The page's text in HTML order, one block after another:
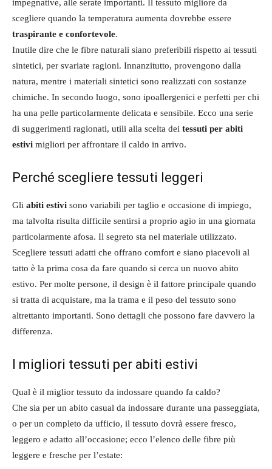
impegnative, alle serate importanti. Il tessuto migliore da
scegliere quando la temperatura aumenta dovrebbe essere
traspirante e confortevole.
Inutile dire che le fibre naturali siano preferibili rispetto ai tessuti
sintetici, per svariate ragioni. Innanzitutto, provengono dalla
natura, mentre i materiali sintetici sono realizzati con sostanze
chimiche. In secondo luogo, sono ipoallergenici e perfetti per chi
ha una pelle particolarmente delicata e sensibile. Ecco una serie
di suggerimenti ragionati, utili alla scelta dei tessuti per abiti
estivi migliori per affrontare il caldo in arrivo.
Perché scegliere tessuti leggeri
Gli abiti estivi sono variabili per taglio e occasione di impiego,
ma talvolta risulta difficile sentirsi a proprio agio in una giornata
particolarmente afosa. Il segreto sta nel materiale utilizzato.
Scegliere tessuti adatti che offrano comfort e siano piacevoli al
tatto è la prima cosa da fare quando si cerca un nuovo abito
estivo. Per molte persone, il design è il fattore principale quando
si tratta di acquistare, ma la trama e il peso del tessuto sono
altrettanto importanti. Sono dettagli che possono fare davvero la
differenza.
I migliori tessuti per abiti estivi
Qual è il miglior tessuto da indossare quando fa caldo?
Che sia per un abito casual da indossare durante una passeggiata,
o per un completo da ufficio, il tessuto dovrà essere fresco,
leggero e adatto all’occasione; ecco l’elenco delle fibre più
leggere e fresche per l’estate: